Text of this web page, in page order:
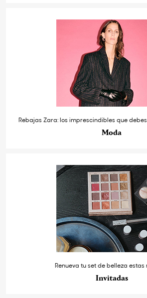
Rebajas Zara: los imprescindibles que
Moda
Renueva tu set de belleza estas
Invitadas